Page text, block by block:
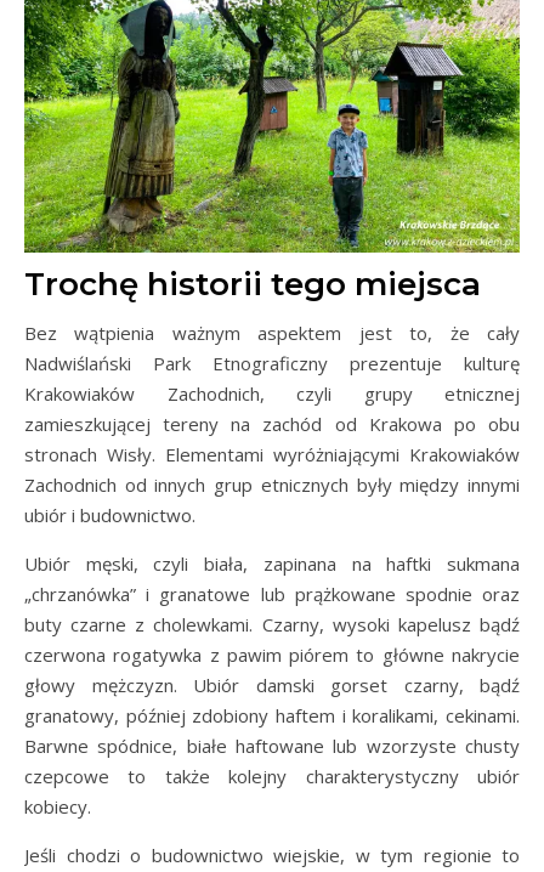
Trochę historii tego miejsca
Bez wątpienia ważnym aspektem jest to, że cały
Nadwiślański Park Etnograficzny prezentuje kulturę
Krakowiaków Zachodnich, czyli grupy etnicznej
zamieszkującej tereny na zachód od Krakowa po obu
stronach Wisły. Elementami wyróżniającymi Krakowiaków
Zachodnich od innych grup etnicznych były między innymi
ubiór i budownictwo.
Ubiór męski, czyli biała, zapinana na haftki sukmana
„chrzanówka” i granatowe lub prążkowane spodnie oraz
buty czarne z cholewkami. Czarny, wysoki kapelusz bądź
czerwona rogatywka z pawim piórem to główne nakrycie
głowy mężczyzn. Ubiór damski gorset czarny, bądź
granatowy, później zdobiony haftem i koralikami, cekinami.
Barwne spódnice, białe haftowane lub wzorzyste chusty
czepcowe to także kolejny charakterystyczny ubiór
kobiecy.
Jeśli chodzi o budownictwo wiejskie, w tym regionie to